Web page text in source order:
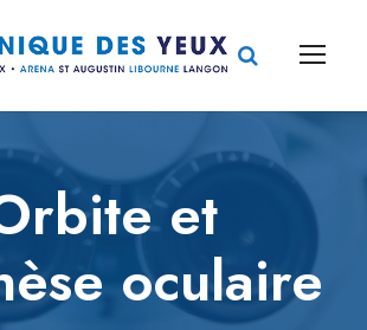
et
oculaire